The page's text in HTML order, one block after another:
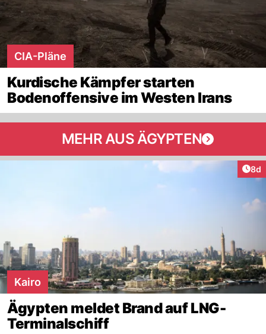
CIA-Pläne
Kurdische Kämpfer starten
Bodenoffensive im Westen Irans
MEHR AUS ÄGYPTEN
8d
Kairo
Ägypten meldet Brand auf LNG-
Terminalschiff